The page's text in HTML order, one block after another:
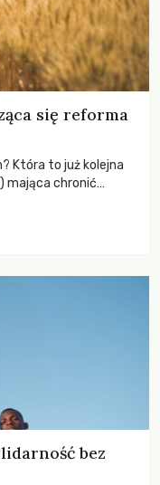
się reforma
Która to już kolejna
mająca chronić
bez